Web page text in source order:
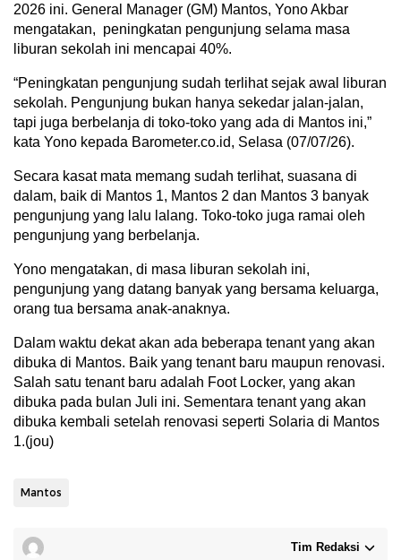
2026 ini. General Manager (GM) Mantos, Yono Akbar
mengatakan, peningkatan pengunjung selama masa
liburan sekolah ini mencapai 40%.
“Peningkatan pengunjung sudah terlihat sejak awal liburan
sekolah. Pengunjung bukan hanya sekedar jalan-jalan,
tapi juga berbelanja di toko-toko yang ada di Mantos ini,”
kata Yono kepada Barometer.co.id, Selasa (07/07/26).
Secara kasat mata memang sudah terlihat, suasana di
dalam, baik di Mantos 1, Mantos 2 dan Mantos 3 banyak
pengunjung yang lalu lalang. Toko-toko juga ramai oleh
pengunjung yang berbelanja.
Yono mengatakan, di masa liburan sekolah ini,
pengunjung yang datang banyak yang bersama keluarga,
orang tua bersama anak-anaknya.
Dalam waktu dekat akan ada beberapa tenant yang akan
dibuka di Mantos. Baik yang tenant baru maupun renovasi.
Salah satu tenant baru adalah Foot Locker, yang akan
dibuka pada bulan Juli ini. Sementara tenant yang akan
dibuka kembali setelah renovasi seperti Solaria di Mantos
1.(jou)
Mantos
Tim Redaksi